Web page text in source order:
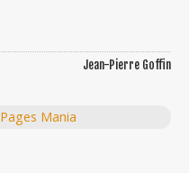
Jean-Pierre Goffin
Pages Mania